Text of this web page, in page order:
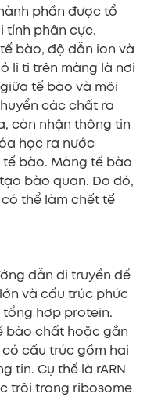
phần được tổ
tính phân cực.
bào, độ dẫn ion và
li ti trên màng là nơi
tế bào và môi
các chất ra
còn nhận thông tin
học ra nước
bào. Màng tế bào
bào quan. Do đó,
thể làm chết tế
dẫn di truyền để
và cấu trúc phức
hợp protein.
bào chất hoặc gắn
cấu trúc gồm hai
tin. Cụ thể là rARN
trôi trong ribosome